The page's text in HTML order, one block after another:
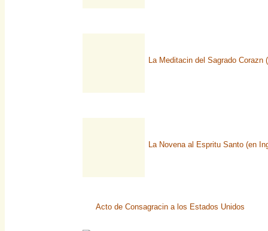
La Meditacin del Sagrado Corazn
La Novena al Espritu Santo (en
Acto de Consagracin a los Estados Unidos